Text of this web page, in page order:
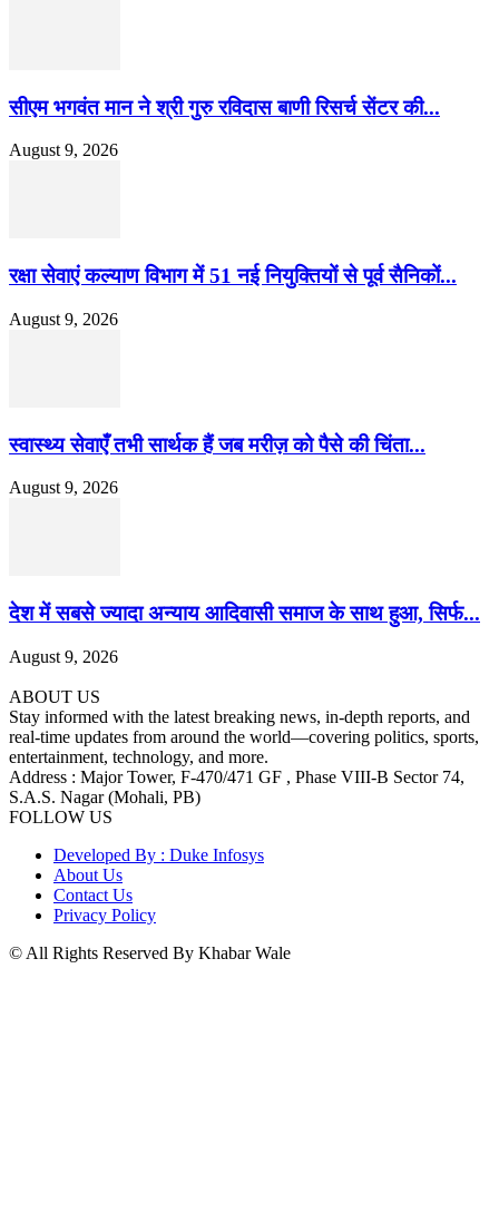
सीएम भगवंत मान ने श्री गुरु रविदास बाणी रिसर्च सेंटर की...
August 9, 2026
रक्षा सेवाएं कल्याण विभाग में 51 नई नियुक्तियों से पूर्व सैनिकों...
August 9, 2026
स्वास्थ्य सेवाएँ तभी सार्थक हैं जब मरीज़ को पैसे की चिंता...
August 9, 2026
देश में सबसे ज्यादा अन्याय आदिवासी समाज के साथ हुआ, सिर्फ...
August 9, 2026
ABOUT US
Stay informed with the latest breaking news, in-depth reports, and
real-time updates from around the world—covering politics, sports,
entertainment, technology, and more.
Address : Major Tower, F-470/471 GF , Phase VIII-B Sector 74,
S.A.S. Nagar (Mohali, PB)
FOLLOW US
Developed By : Duke Infosys
About Us
Contact Us
Privacy Policy
© All Rights Reserved By Khabar Wale